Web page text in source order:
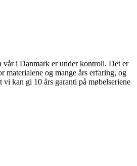
vår i Danmark er under kontroll. Det er
materialene og mange års erfaring, og
kan gi 10 års garanti på møbelseriene